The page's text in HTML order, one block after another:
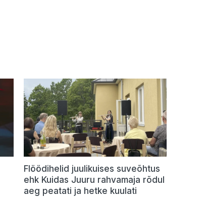
Flöödihelid juulikuises suveõhtus
ehk Kuidas Juuru rahvamaja rõdul
aeg peatati ja hetke kuulati